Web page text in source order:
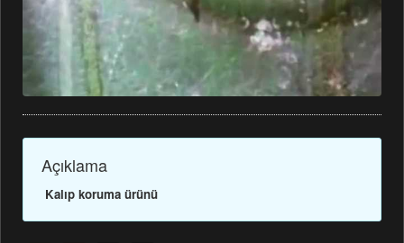
Bize Ulaşın
Açıklama
Kalıp koruma ürünü